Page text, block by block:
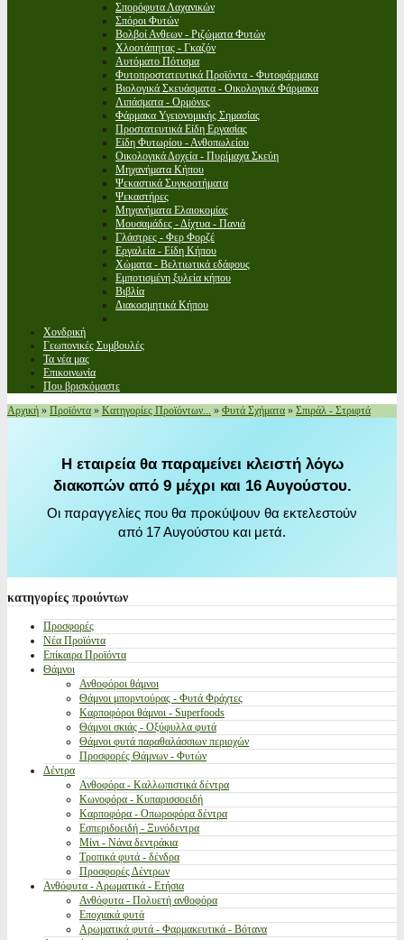
Σπορόφυτα Λαχανικών
Σπόροι Φυτών
Βολβοί Ανθεων - Ριζώματα Φυτών
Χλοοτάπητας - Γκαζόν
Αυτόματο Πότισμα
Φυτοπροστατευτικά Προϊόντα - Φυτοφάρμακα
Βιολογικά Σκευάσματα - Οικολογικά Φάρμακα
Λιπάσματα - Ορμόνες
Φάρμακα Υγειονομικής Σημασίας
Προστατευτικά Είδη Εργασίας
Είδη Φυτωρίου - Ανθοπωλείου
Οικολογικά Δοχεία - Πυρίμαχα Σκεύη
Μηχανήματα Κήπου
Ψεκαστικά Συγκροτήματα
Ψεκαστήρες
Μηχανήματα Ελαιοκομίας
Μουσαμάδες - Δίχτυα - Πανιά
Γλάστρες - Φερ Φορζέ
Εργαλεία - Είδη Κήπου
Χώματα - Βελτιωτικά εδάφους
Εμποτισμένη ξυλεία κήπου
Βιβλία
Διακοσμητικά Κήπου
Χονδρική
Γεωπονικές Συμβουλές
Τα νέα μας
Επικοινωνία
Που βρισκόμαστε
Αρχική » Προϊόντα » Κατηγορίες Προϊόντων... » Φυτά Σχήματα » Σπιράλ - Στριφτά
Η εταιρεία θα παραμείνει κλειστή λόγω
διακοπών από 9 μέχρι και 16 Αυγούστου.
Οι παραγγελίες που θα προκύψουν θα εκτελεστούν
από 17 Αυγούστου και μετά.
κατηγορίες προιόντων
Προσφορές
Νέα Προϊόντα
Επίκαιρα Προϊόντα
Θάμνοι
Ανθοφόροι θάμνοι
Θάμνοι μπορντούρας - Φυτά Φράχτες
Καρποφόροι θάμνοι - Superfoods
Θάμνοι σκιάς - Οξύφυλλα φυτά
Θάμνοι φυτά παραθαλάσσιων περιοχών
Προσφορές Θάμνων - Φυτών
Δέντρα
Ανθοφόρα - Καλλωπιστικά δέντρα
Κωνοφόρα - Κυπαρισσοειδή
Καρποφόρα - Οπωροφόρα δέντρα
Εσπεριδοειδή - Ξυνόδεντρα
Μίνι - Νάνα δεντράκια
Τροπικά φυτά - δένδρα
Προσφορές Δέντρων
Ανθόφυτα - Αρωματικά - Ετήσια
Ανθόφυτα - Πολυετή ανθοφόρα
Εποχιακά φυτά
Αρωματικά φυτά - Φαρμακευτικά - Βότανα